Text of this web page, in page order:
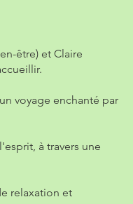
être) et Claire
voyage enchanté par
à travers une
relaxation et